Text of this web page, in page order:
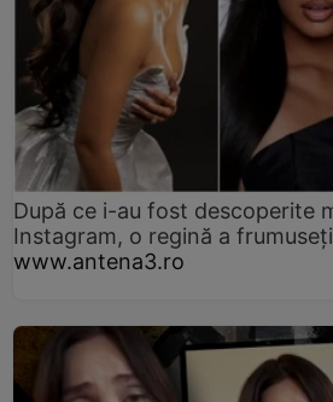
După ce i-au fost descoperite
Instagram, o regină a
www.antena3.ro